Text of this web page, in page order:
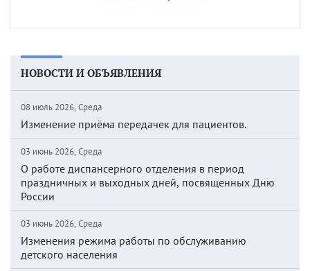
НОВОСТИ И ОБЪЯВЛЕНИЯ
08 июль 2026, Среда
Изменение приёма передачек для пациентов.
03 июнь 2026, Среда
О работе диспансерного отделения в период
праздничных и выходных дней, посвященных Дню
России
03 июнь 2026, Среда
Изменения режима работы по обслуживанию
детского населения